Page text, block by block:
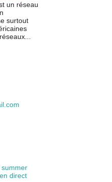
un réseau
surtout
direct